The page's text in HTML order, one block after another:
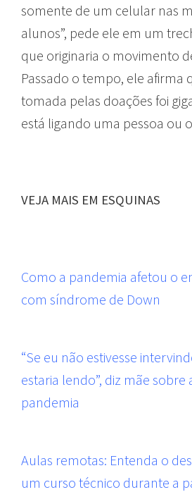
somente de um celular nas
alunos”, pede ele em um
que originaria o movimento
Passado o tempo, ele afirma
tomada pelas doações foi
está ligando uma pessoa ou
VEJA MAIS EM ESQUINAS
Como a pandemia afetou o
com síndrome de Down
“Se eu não estivesse
estaria lendo”, diz mãe sobre
pandemia
Aulas remotas: Entenda o
um curso técnico durante a